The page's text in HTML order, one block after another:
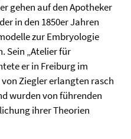
gehen auf den Apotheker
in den 1850er Jahren
zur Embryologie
Sein „Atelier für
er in Freiburg im
Ziegler erlangten rasch
wurden von führenden
ihrer Theorien